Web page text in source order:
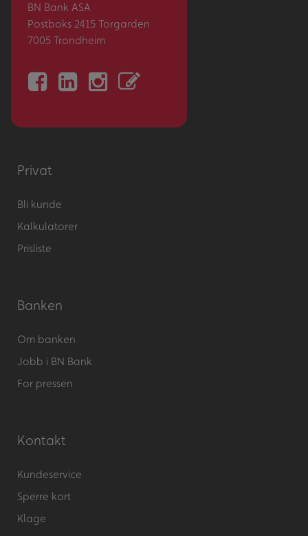
BN Bank ASA
Postboks 2415 Torgarden
7005 Trondheim
Privat
Bli kunde
Kalkulatorer
Prisliste
Banken
Om banken
Jobb i BN Bank
For pressen
Kontakt
Kundeservice
Sperre kort
Klage